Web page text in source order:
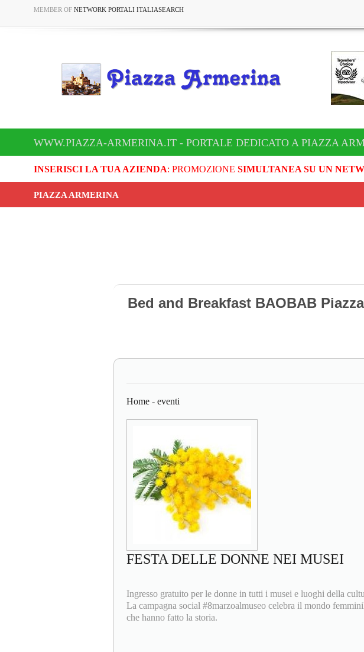
MEMBER OF NETWORK PORTALI ITALIASEARCH
WWW.PIAZZA-ARMERINA.IT - PORTALE DEDICATO A PIAZZA
INSERISCI LA TUA AZIENDA: PROMOZIONE SIMULTANEA SU UN
PIAZZA ARMERINA
Bed and Breakfast BAOBAB
Home - eventi
FESTA DELLE DONNE NEI MUSEI
Ingresso gratuito per le donne in tutti i musei e luoghi della
La campagna social #8marzoalmuseo celebra il mondo
che hanno fatto la storia.